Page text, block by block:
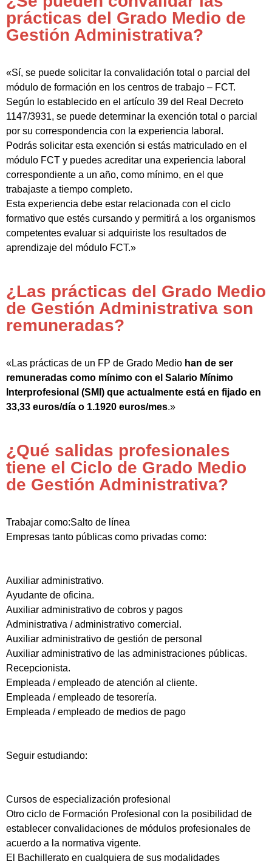
prácticas del Grado Medio de
Gestión Administrativa?
«Sí, se puede solicitar la convalidación total o parcial del
módulo de formación en los centros de trabajo – FCT.
Según lo establecido en el artículo 39 del Real Decreto
1147/3931, se puede determinar la exención total o parcial
por su correspondencia con la experiencia laboral.
Podrás solicitar esta exención si estás matriculado en el
módulo FCT y puedes acreditar una experiencia laboral
correspondiente a un año, como mínimo, en el que
trabajaste a tiempo completo.
Esta experiencia debe estar relacionada con el ciclo
formativo que estés cursando y permitirá a los organismos
competentes evaluar si adquiriste los resultados de
aprendizaje del módulo FCT.»
¿Las prácticas del Grado Medio
de Gestión Administrativa son
remuneradas?
«Las prácticas de un FP de Grado Medio han de ser
remuneradas como mínimo con el Salario Mínimo
Interprofesional (SMI) que actualmente está en fijado en
33,33 euros/día o 1.1920 euros/mes.»
¿Qué salidas profesionales
tiene el Ciclo de Grado Medio
de Gestión Administrativa?
Trabajar como:Salto de línea
Empresas tanto públicas como privadas como:
Auxiliar administrativo.
Ayudante de oficina.
Auxiliar administrativo de cobros y pagos
Administrativa / administrativo comercial.
Auxiliar administrativo de gestión de personal
Auxiliar administrativo de las administraciones públicas.
Recepcionista.
Empleada / empleado de atención al cliente.
Empleada / empleado de tesorería.
Empleada / empleado de medios de pago
Seguir estudiando:
Cursos de especialización profesional
Otro ciclo de Formación Profesional con la posibilidad de
establecer convalidaciones de módulos profesionales de
acuerdo a la normativa vigente.
El Bachillerato en cualquiera de sus modalidades